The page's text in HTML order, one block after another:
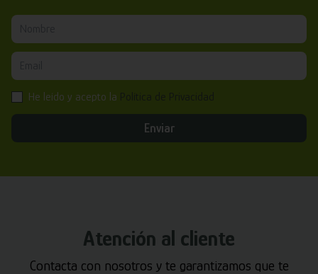
He leído y acepto la
Enviar
Atención al cliente
Contacta con nosotros y te garantizamos que te